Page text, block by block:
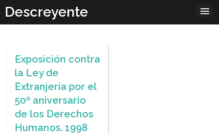
content
Descreyente
Exposición contra
la Ley de
Extranjería por el
50º aniversario
de los Derechos
Humanos. 1998